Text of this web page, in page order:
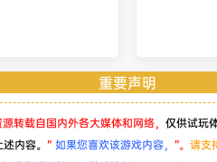
重要声明
转载自国内外各大媒体和网络， 仅供试玩
内容。 “ 如果您喜欢该游戏内容， ”。 请支